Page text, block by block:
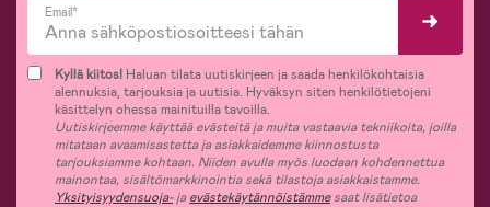
Email*
Kyllä kiitos! Haluan tilata uutiskirjeen ja saada henkilökohtaisia
alennuksia, tarjouksia ja uutisia. Hyväksyn siten henkilötietojeni
käsittelyn ohessa mainituilla tavoilla.
Uutiskirjeemme käyttää evästeitä ja muita vastaavia tekniikoita, joilla
mitataan avaamisastetta ja asiakkaidemme kiinnostusta
tarjouksiamme kohtaan. Niiden avulla myös luodaan kohdennettua
mainontaa, sisältömarkkinointia sekä tilastoja asiakkaistamme.
Yksityisyydensuoja-jaevästekäytännöistämmesaat lisätietoa